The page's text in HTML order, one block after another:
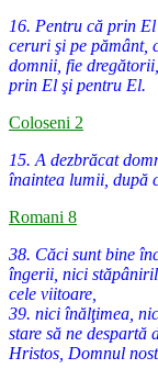
16. Pentru că prin
ceruri şi pe pământ,
domnii, fie
prin El şi pentru El.
Coloseni 2
15. A dezbrăcat
înaintea lumii, după
Romani 8
38. Căci sunt bine
îngerii, nici
cele viitoare,
39. nici înălţimea,
stare să ne despartă
Hristos, Domnul